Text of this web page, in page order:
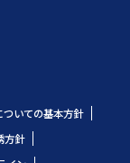
いての基本方針
方針